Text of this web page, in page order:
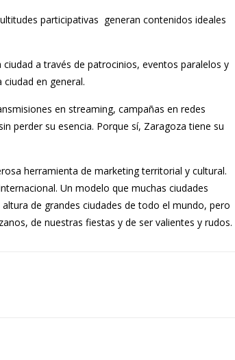
participativas generan contenidos ideales
a través de patrocinios, eventos paralelos y
en general.
en streaming, campañas en redes
perder su esencia. Porque sí, Zaragoza tiene su
herramienta de marketing territorial y cultural.
Un modelo que muchas ciudades
de grandes ciudades de todo el mundo, pero
de nuestras fiestas y de ser valientes y rudos.